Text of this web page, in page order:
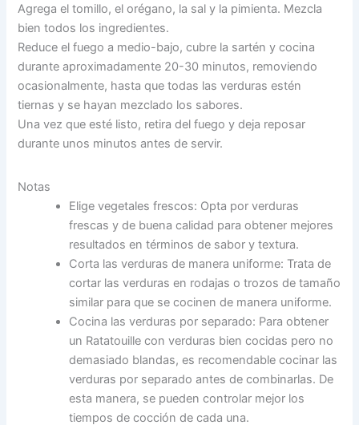
Agrega el tomillo, el orégano, la sal y la pimienta. Mezcla
bien todos los ingredientes.
Reduce el fuego a medio-bajo, cubre la sartén y cocina
durante aproximadamente 20-30 minutos, removiendo
ocasionalmente, hasta que todas las verduras estén
tiernas y se hayan mezclado los sabores.
Una vez que esté listo, retira del fuego y deja reposar
durante unos minutos antes de servir.
Notas
Elige vegetales frescos: Opta por verduras
frescas y de buena calidad para obtener mejores
resultados en términos de sabor y textura.
Corta las verduras de manera uniforme: Trata de
cortar las verduras en rodajas o trozos de tamaño
similar para que se cocinen de manera uniforme.
Cocina las verduras por separado: Para obtener
un Ratatouille con verduras bien cocidas pero no
demasiado blandas, es recomendable cocinar las
verduras por separado antes de combinarlas. De
esta manera, se pueden controlar mejor los
tiempos de cocción de cada una.